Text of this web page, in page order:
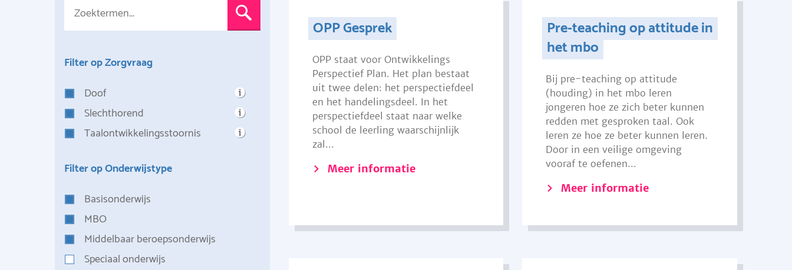
Filter op Zorgvraag
Doof
Slechthorend
Taalontwikkelingsstoornis
Filter op Onderwijstype
Basisonderwijs
MBO
Middelbaar beroepsonderwijs
Speciaal onderwijs
OPP Gesprek
OPP staat voor Ontwikkelings
Perspectief Plan. Het plan bestaat
uit twee delen: het perspectiefdeel
en het handelingsdeel. In het
perspectiefdeel staat naar welke
school de leerling waarschijnlijk
zal...
Meer informatie
Pre-teaching op attitude in
het mbo
Bij pre-teaching op attitude
(houding) in het mbo leren
jongeren hoe ze zich beter kunnen
redden met gesproken taal. Ook
leren ze hoe ze beter kunnen leren.
Door in een veilige omgeving
vooraf te oefenen...
Meer informatie